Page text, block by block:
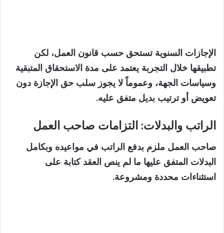
الإجازات السنوية تستحق حسب قانون العمل، لكن
تطبيقها خلال التجربة يعتمد على مدة الاستحقاق المتبقية
وسياسات الجهة، وعموماً لا يجوز سلب حق الإجازة دون
تعويض أو ترتيب بديل متفق عليه.
الراتب والبدلات: التزامات صاحب العمل
صاحب العمل ملزم بدفع الراتب في مواعيده وبكامل
البدلات المتفق عليها ما لم ينص العقد كتابة على
استثناءات محددة ومشروعة.